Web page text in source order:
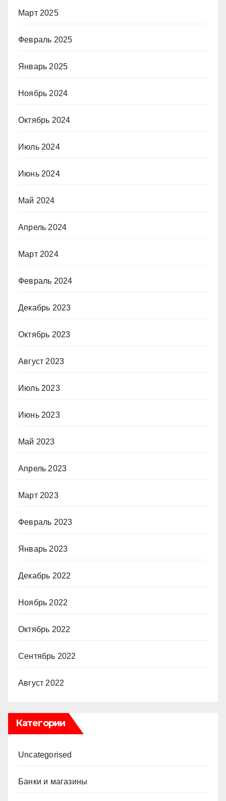
Март 2025
Февраль 2025
Январь 2025
Ноябрь 2024
Октябрь 2024
Июль 2024
Июнь 2024
Май 2024
Апрель 2024
Март 2024
Февраль 2024
Декабрь 2023
Октябрь 2023
Август 2023
Июль 2023
Июнь 2023
Май 2023
Апрель 2023
Март 2023
Февраль 2023
Январь 2023
Декабрь 2022
Ноябрь 2022
Октябрь 2022
Сентябрь 2022
Август 2022
Категории
Uncategorised
Банки и магазины